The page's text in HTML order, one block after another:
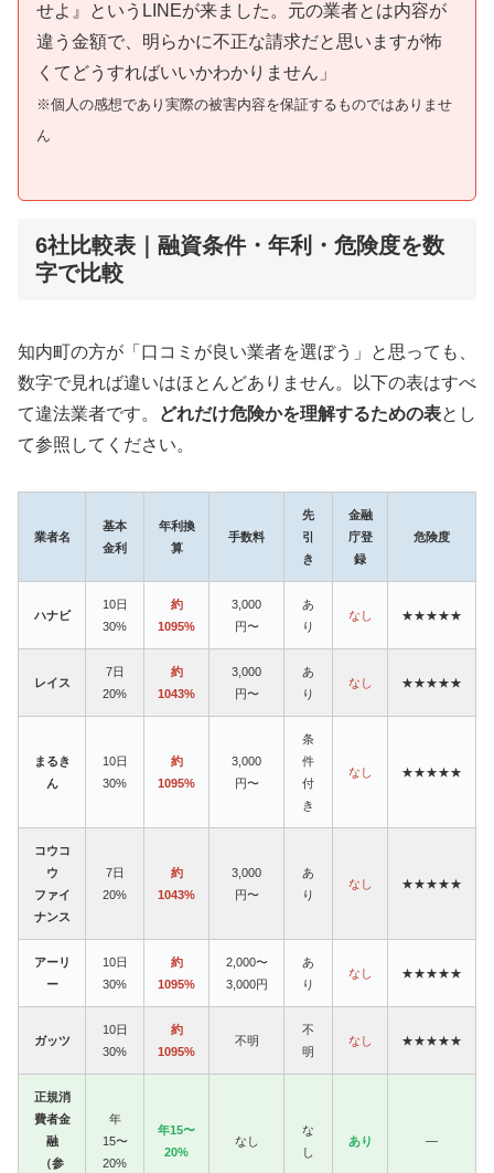
せよ』というLINEが来ました。元の業者とは内容が
違う金額で、明らかに不正な請求だと思いますが怖
くてどうすればいいかわかりません」
※個人の感想であり実際の被害内容を保証するものではありませ
ん
6社比較表｜融資条件・年利・危険度を数
字で比較
知内町の方が「口コミが良い業者を選ぼう」と思っても、
数字で見れば違いはほとんどありません。以下の表はすべ
て違法業者です。
どれだけ危険かを理解するための表とし
て参照してください。
業者名
基本
金利
年利換
算
手数料
先
引
き
金融
庁登
録
危険度
ハナビ
10日
30%
約
1095%
3,000
円〜
あ
り
なし ★★★★★
レイス
7日
20%
約
1043%
3,000
円〜
あ
り
なし ★★★★★
まるき
ん
10日
30%
約
1095%
3,000
円〜
条
件
付
き
なし ★★★★★
コウコ
ウ
ファイ
ナンス
7日
20%
約
1043%
3,000
円〜
あ
り
なし ★★★★★
アーリ
ー
10日
30%
約
1095%
2,000〜
3,000円
あ
り
なし ★★★★★
ガッツ
10日
30%
約
1095%
不明
不
明
なし ★★★★★
正規消
費者金
融
（参
年
15〜
20%
年15〜
20%
なし
な
し
あり —